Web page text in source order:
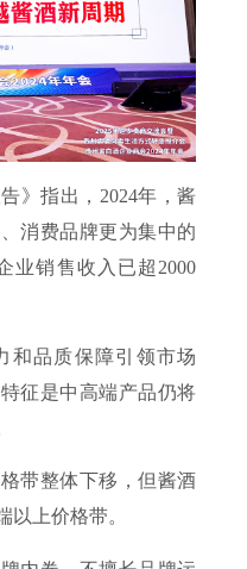
》指出，2024年，酱
消费品牌更为集中的
业销售收入已超2000
和品质保障引领市场
征是中高端产品仍将
带整体下移，但酱酒
以上价格带。